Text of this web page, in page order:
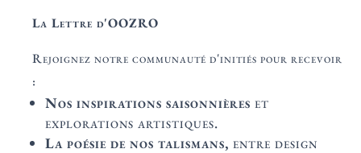
La Lettre d'OOZRO
Rejoignez notre communauté d'initiés pour recevoir
:
Nos inspirations saisonnières et
explorations artistiques.
La poésie de nos talismans, entre design